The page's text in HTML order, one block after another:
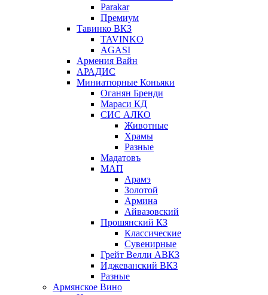
Parakar
Премиум
Тавинко ВКЗ
TAVINKO
AGASI
Армения Вайн
АРАДИС
Миниатюрные Коньяки
Оганян Бренди
Мараси КД
СИС АЛКО
Животные
Храмы
Разные
Мадатовъ
МАП
Арамэ
Золотой
Армина
Айвазовский
Прошянский КЗ
Классические
Сувенирные
Грейт Велли АВКЗ
Иджеванский ВКЗ
Разные
Армянское Вино